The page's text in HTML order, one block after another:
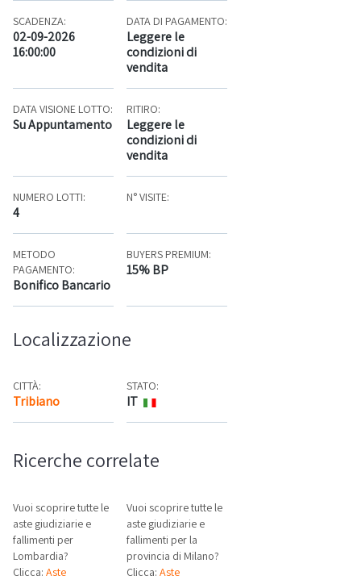
SCADENZA:
02-09-2026
16:00:00
DATA DI PAGAMENTO:
Leggere le
condizioni di
vendita
DATA VISIONE LOTTO:
Su Appuntamento
RITIRO:
Leggere le
condizioni di
vendita
NUMERO LOTTI:
4
N° VISITE:
METODO
PAGAMENTO:
Bonifico Bancario
BUYERS PREMIUM:
15% BP
Localizzazione
CITTÀ:
Tribiano Mappa
STATO:
IT
Ricerche correlate
Vuoi scoprire tutte le
aste giudiziarie e
fallimenti per
Lombardia?
Clicca: Aste
Vuoi scoprire tutte le
aste giudiziarie e
fallimenti per la
provincia di Milano?
Clicca:Aste